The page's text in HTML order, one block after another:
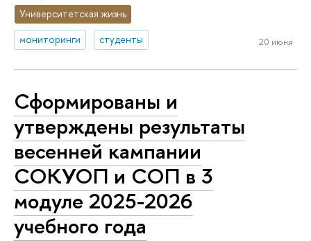
Университетская жизнь
мониторинги
студенты 20 июня
Сформированы и
утверждены результаты
весенней кампании
СОКУОП и СОП в 3
модуле 2025-2026
учебного года